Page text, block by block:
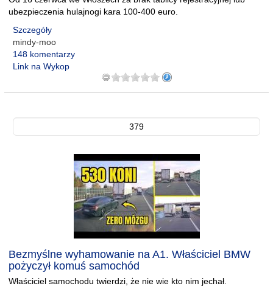
ubezpieczenia hulajnogi kara 100-400 euro.
Szczegóły
mindy-moo
148 komentarzy
Link na Wykop
379
Bezmyślne wyhamowanie na A1. Właściciel BMW
pożyczył komuś samochód
Właściciel samochodu twierdzi, że nie wie kto nim jechał.